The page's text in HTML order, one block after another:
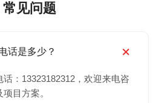
常见问题
话是多少？
话：13323182312，欢迎来电咨
目方案。